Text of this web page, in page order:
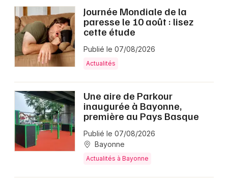
Journée Mondiale de la
paresse le 10 août : lisez
cette étude
Publié le 07/08/2026
Actualités
Une aire de Parkour
inaugurée à Bayonne,
première au Pays Basque
Publié le 07/08/2026
Bayonne
Actualités à Bayonne